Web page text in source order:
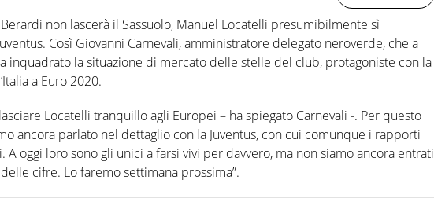
non lascerà il Sassuolo, Manuel Locatelli presumibilmente sì
Così Giovanni Carnevali, amministratore delegato neroverde, che a
inquadrato la situazione di mercato delle stelle del club, protagoniste con la
a Euro 2020.
Locatelli tranquillo agli Europei – ha spiegato Carnevali -. Per questo
ancora parlato nel dettaglio con la Juventus, con cui comunque i rapporti
A oggi loro sono gli unici a farsi vivi per davvero, ma non siamo ancora entrati
cifre. Lo faremo settimana prossima”.